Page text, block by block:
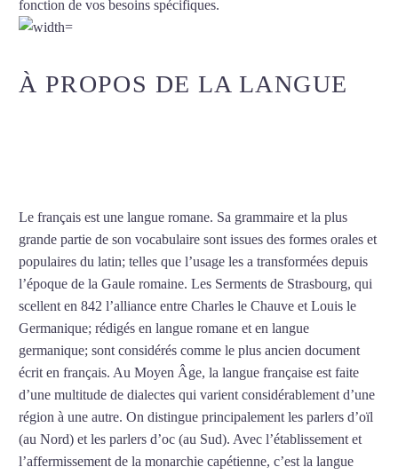
fonction de vos besoins spécifiques.
À PROPOS DE LA LANGUE
Le français est une langue romane. Sa grammaire et la plus
grande partie de son vocabulaire sont issues des formes orales et
populaires du latin; telles que l’usage les a transformées depuis
l’époque de la Gaule romaine. Les Serments de Strasbourg, qui
scellent en 842 l’alliance entre Charles le Chauve et Louis le
Germanique; rédigés en langue romane et en langue
germanique; sont considérés comme le plus ancien document
écrit en français. Au Moyen Âge, la langue française est faite
d’une multitude de dialectes qui varient considérablement d’une
région à une autre. On distingue principalement les parlers d’oïl
(au Nord) et les parlers d’oc (au Sud). Avec l’établissement et
l’affermissement de la monarchie capétienne, c’est la langue